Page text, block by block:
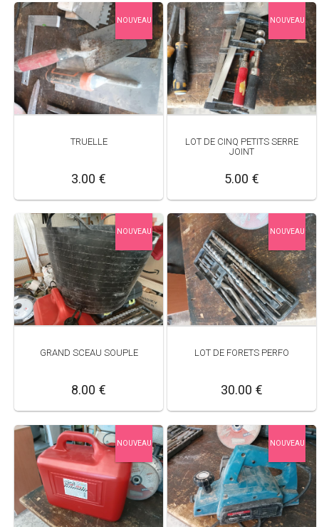
NOUVEAU
TRUELLE
3.00 €
NOUVEAU
LOT DE CINQ PETITS SERRE
JOINT
5.00 €
NOUVEAU
GRAND SCEAU SOUPLE
8.00 €
NOUVEAU
LOT DE FORETS PERFO
30.00 €
NOUVEAU NOUVEAU